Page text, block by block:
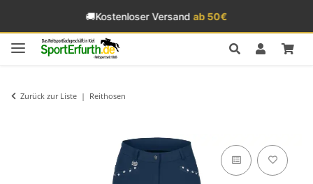
🚚Kostenloser Versandab 50€
Zurück zur Liste Reithosen